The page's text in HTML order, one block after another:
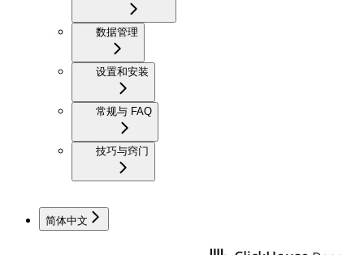
数据管理
设置和安装
常规与 FAQ
技巧与窍门
简体中文